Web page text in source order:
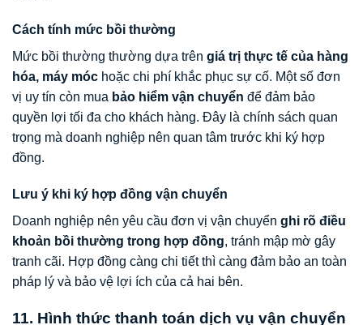
Cách tính mức bồi thường
Mức bồi thường thường dựa trên giá trị thực tế của hàng
hóa, máy móc hoặc chi phí khắc phục sự cố. Một số đơn
vị uy tín còn mua bảo hiểm vận chuyển để đảm bảo
quyền lợi tối đa cho khách hàng. Đây là chính sách quan
trọng mà doanh nghiệp nên quan tâm trước khi ký hợp
đồng.
Lưu ý khi ký hợp đồng vận chuyển
Doanh nghiệp nên yêu cầu đơn vị vận chuyển ghi rõ điều
khoản bồi thường trong hợp đồng, tránh mập mờ gây
tranh cãi. Hợp đồng càng chi tiết thì càng đảm bảo an toàn
pháp lý và bảo vệ lợi ích của cả hai bên.
11. Hình thức thanh toán dịch vụ vận chuyển